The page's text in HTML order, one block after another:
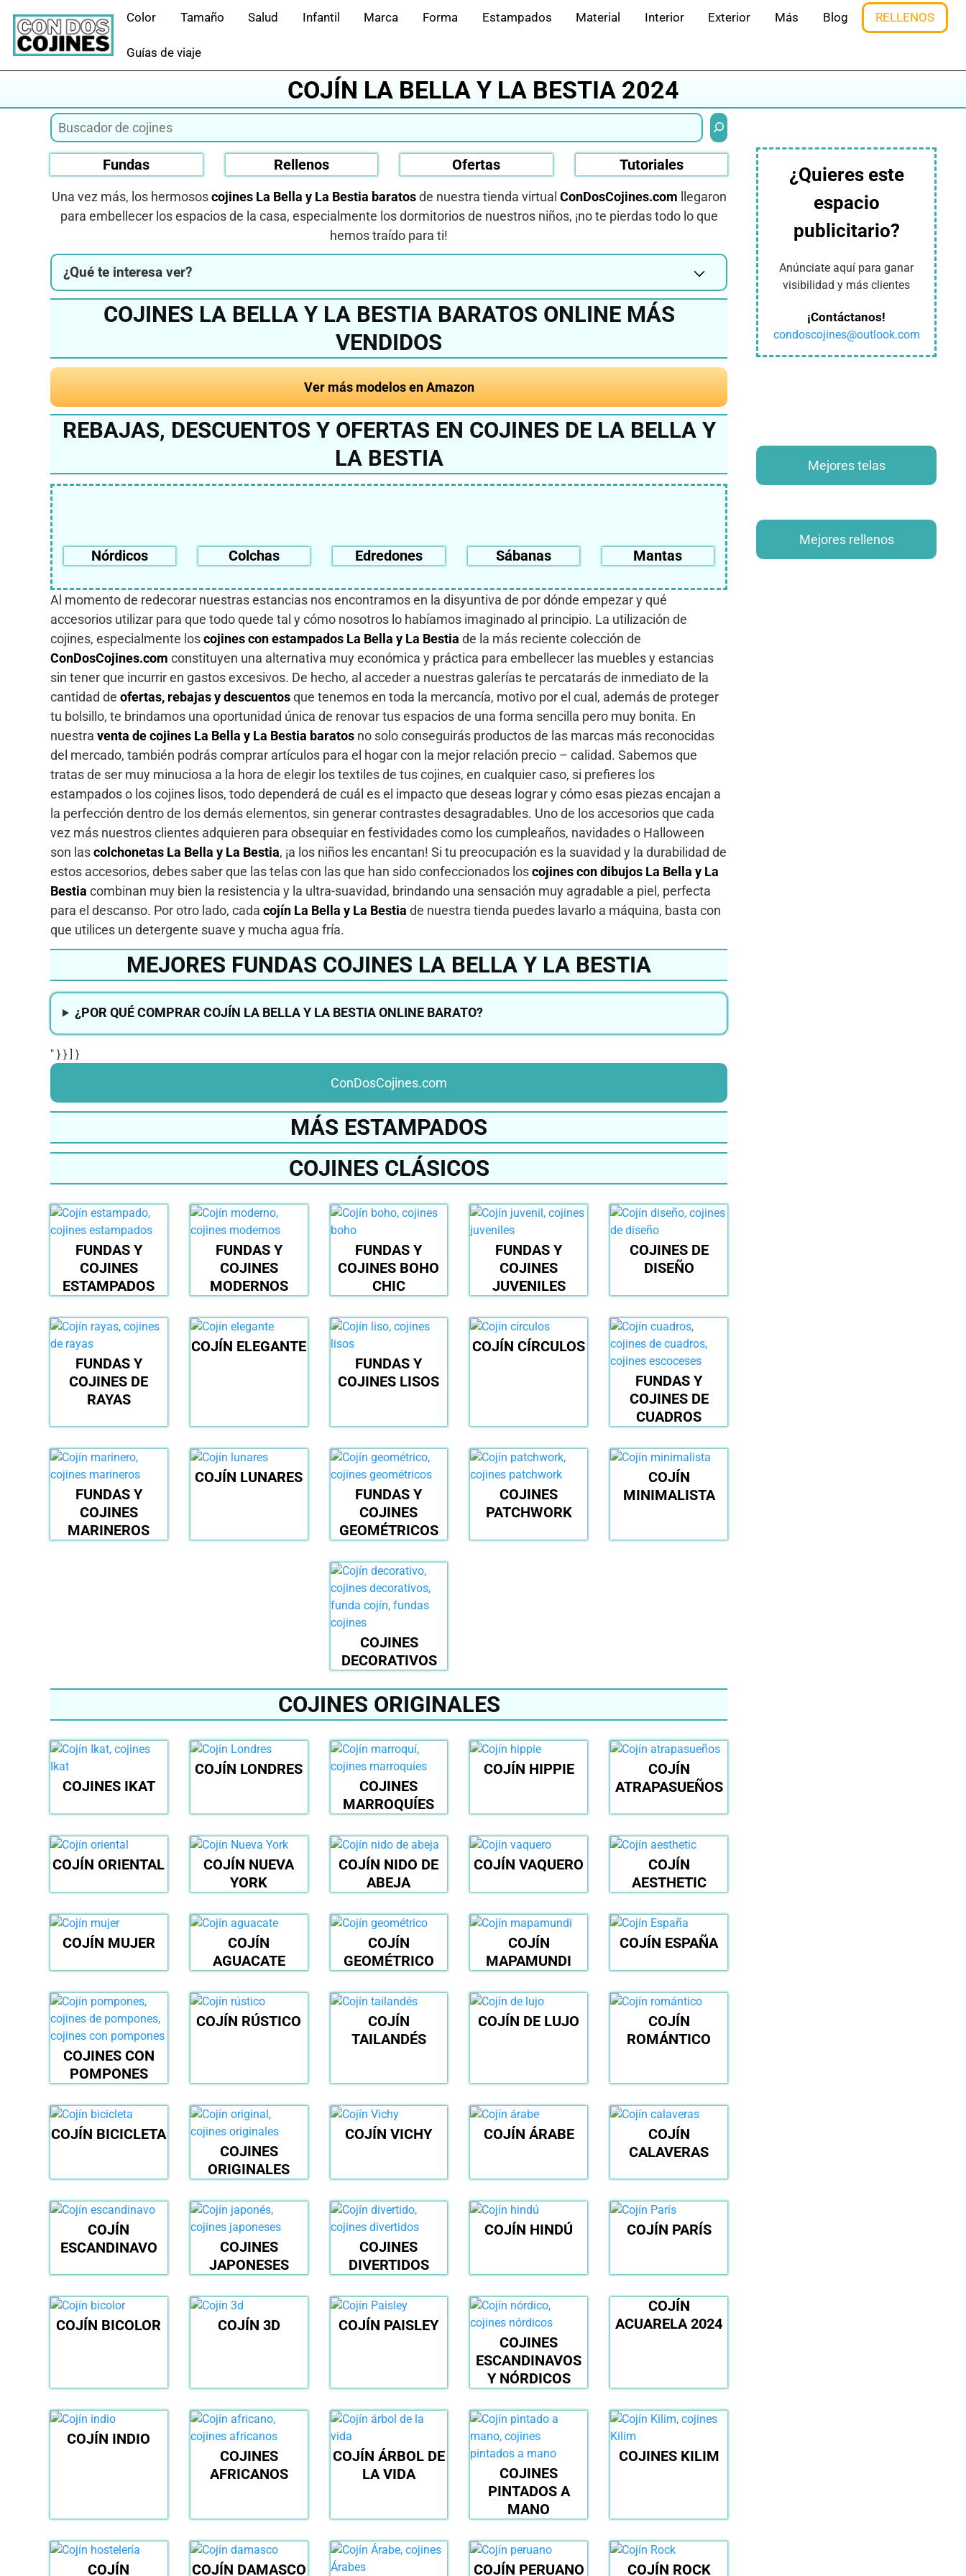
contenido
Color Tamaño Salud Infantil Marca Forma Estampados Material Interior Exterior Más Blog RELLENOS
Guías de viaje
COJÍN LA BELLA Y LA BESTIA 2024
Buscar
Fundas Rellenos Ofertas Tutoriales
Una vez más, los hermososcojines La Bella y La Bestia baratosde nuestra tienda virtual ConDosCojines.com llegaron
para embellecer los espacios de la casa, especialmente los dormitorios de nuestros niños, ¡no te pierdas todo lo que
hemos traído para ti!
¿Qué te interesa ver?
COJINES LA BELLA Y LA BESTIA BARATOS ONLINE MÁS
VENDIDOS
Ver más modelos en Amazon
REBAJAS, DESCUENTOS Y OFERTAS EN COJINES DE LA BELLA Y
LA BESTIA
Nórdicos Colchas Edredones Sábanas Mantas
Al momento de redecorar nuestras estancias nos encontramos en la disyuntiva de por dónde empezar y qué
accesorios utilizar para que todo quede tal y cómo nosotros lo habíamos imaginado al principio. La utilización de
cojines, especialmente loscojines con estampados La Bella y La Bestia de la más reciente colección de
ConDosCojines.com constituyen una alternativa muy económica y práctica para embellecer las muebles y estancias
sin tener que incurrir en gastos excesivos. De hecho, al acceder a nuestras galerías te percatarás de inmediato de la
cantidad de ofertas, rebajas y descuentosque tenemos en toda la mercancía, motivo por el cual, además de proteger
tu bolsillo, te brindamos una oportunidad única de renovar tus espacios de una forma sencilla pero muy bonita. En
nuestra venta de cojines La Bella y La Bestia baratos no solo conseguirás productos de las marcas más reconocidas
del mercado, también podrás comprar artículos para el hogar con la mejor relación precio – calidad. Sabemos que
tratas de ser muy minuciosa a la hora de elegir los textiles de tus cojines, en cualquier caso, si prefieres los
estampados o los cojines lisos, todo dependerá de cuál es el impacto que deseas lograr y cómo esas piezas encajan a
la perfección dentro de los demás elementos, sin generar contrastes desagradables. Uno de los accesorios que cada
vez más nuestros clientes adquieren para obsequiar en festividades como los cumpleaños, navidades o Halloween
son lascolchonetas La Bella y La Bestia, ¡a los niños les encantan! Si tu preocupación es la suavidad y la durabilidad de
estos accesorios, debes saber que las telas con las que han sido confeccionados loscojines con dibujos La Bella y La
Bestia combinan muy bien la resistencia y la ultra-suavidad, brindando una sensación muy agradable a piel, perfecta
para el descanso. Por otro lado, cada cojín La Bella y La Bestia de nuestra tienda puedes lavarlo a máquina, basta con
que utilices un detergente suave y mucha agua fría.
MEJORES FUNDAS COJINES LA BELLA Y LA BESTIA
¿POR QUÉ COMPRAR COJÍN LA BELLA Y LA BESTIA ONLINE BARATO?
" } } ] }
ConDosCojines.com
MÁS ESTAMPADOS
COJINES CLÁSICOS
FUNDAS Y
COJINES
ESTAMPADOS
FUNDAS Y
COJINES
MODERNOS
FUNDAS Y
COJINES BOHO
CHIC
FUNDAS Y
COJINES
JUVENILES
COJINES DE
DISEÑO
FUNDAS Y
COJINES DE
RAYAS
COJÍN ELEGANTE
FUNDAS Y
COJINES LISOS
COJÍN CÍRCULOS
FUNDAS Y
COJINES DE
CUADROS
FUNDAS Y
COJINES
MARINEROS
COJÍN LUNARES
FUNDAS Y
COJINES
GEOMÉTRICOS
COJINES
PATCHWORK
COJÍN
MINIMALISTA
COJINES
DECORATIVOS
COJINES ORIGINALES
COJINES IKAT
COJÍN LONDRES
COJINES
MARROQUÍES
COJÍN HIPPIE
COJÍN
ATRAPASUEÑOS
COJÍN ORIENTAL
COJÍN NUEVA
YORK
COJÍN NIDO DE
ABEJA
COJÍN VAQUERO
COJÍN
AESTHETIC
COJÍN MUJER
COJÍN
AGUACATE
COJÍN
GEOMÉTRICO
COJÍN
MAPAMUNDI
COJÍN ESPAÑA
COJINES CON
POMPONES
COJÍN RÚSTICO
COJÍN
TAILANDÉS
COJÍN DE LUJO
COJÍN
ROMÁNTICO
COJÍN BICICLETA
COJINES
ORIGINALES
COJÍN VICHY COJÍN ÁRABE
COJÍN
CALAVERAS
COJÍN
ESCANDINAVO
COJINES
JAPONESES
COJINES
DIVERTIDOS
COJÍN HINDÚ COJÍN PARÍS
COJÍN BICOLOR COJÍN 3D
COJÍN PAISLEY
COJINES
ESCANDINAVOS
Y NÓRDICOS
COJÍN
ACUARELA 2024
COJÍN INDIO
COJINES
AFRICANOS
COJÍN ÁRBOL DE
LA VIDA
COJINES
PINTADOS A
MANO
COJINES KILIM
COJÍN COJÍN DAMASCO COJÍN PERUANO COJÍN ROCK
¿Quieres este
espacio
publicitario?
Anúnciate aquí para ganar
visibilidad y más clientes
¡Contáctanos!
condoscojines@outlook.com
Mejores telas
Mejores rellenos